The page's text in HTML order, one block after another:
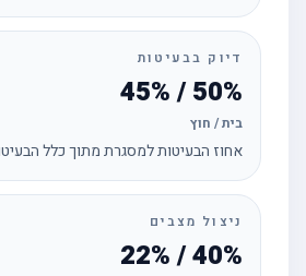
דיוק בבעיטות
50% / 45%
בית / חוץ
אחוז הבעיטות למסגרת מתוך כלל הבעיטות
ניצול מצבים
40% / 22%